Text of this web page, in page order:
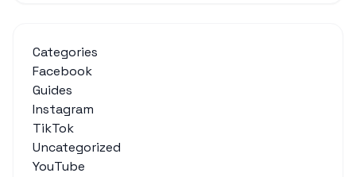
Categories
Facebook
Guides
Instagram
TikTok
Uncategorized
YouTube